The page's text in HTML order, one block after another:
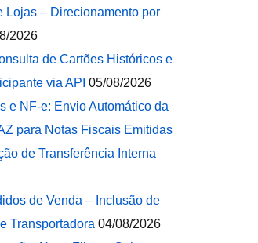
Lojas – Direcionamento por
2026
de Cartões Históricos e
via API 05/08/2026
e NF-e: Envio Automático da
para Notas Fiscais Emitidas
de Transferência Interna
de Venda – Inclusão de
Transportadora 04/08/2026